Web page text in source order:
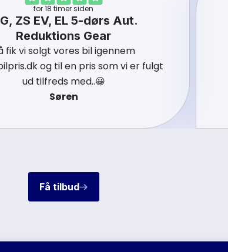
for 18 timer siden
ZS EV, EL 5-dørs Aut.
Reduktions Gear
fik vi solgt vores bil igennem
og til en pris som vi er fulgt
ud tilfreds med..😀
Søren
Få tilbud